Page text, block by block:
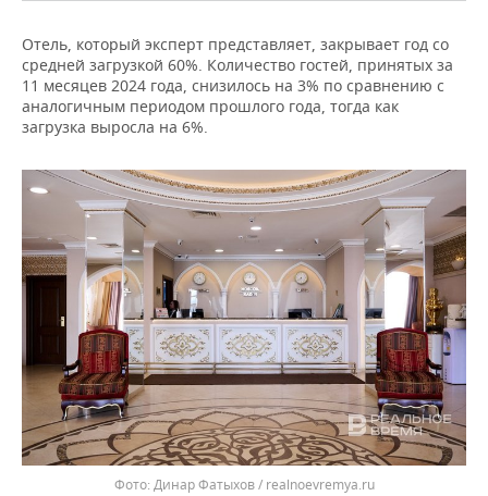
Отель, который эксперт представляет, закрывает год со
средней загрузкой 60%. Количество гостей, принятых за
11 месяцев 2024 года, снизилось на 3% по сравнению с
аналогичным периодом прошлого года, тогда как
загрузка выросла на 6%.
Динар Фатыхов / realnoevremya.ru